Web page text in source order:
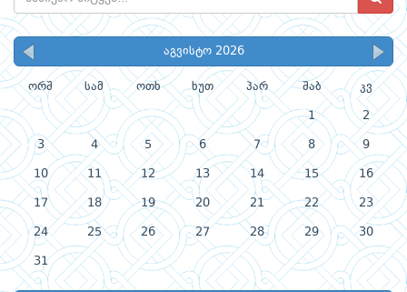
აგვისტო 2026
ორშ სამ ოთხ ხუთ პარ შაბ კვ
1 2
3 4 5 6 7 8 9
10 11 12 13 14 15 16
17 18 19 20 21 22 23
24 25 26 27 28 29 30
31